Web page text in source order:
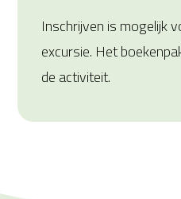
Inschrijven is mogelijk
excursie. Het
de activiteit.